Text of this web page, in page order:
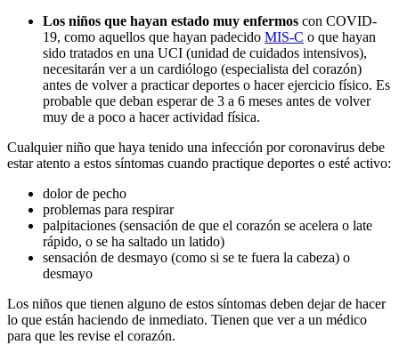
Los niños que hayan estado muy enfermos con COVID-
19, como aquellos que hayan padecido MIS-C o que hayan
sido tratados en una UCI (unidad de cuidados intensivos),
necesitarán ver a un cardiólogo (especialista del corazón)
antes de volver a practicar deportes o hacer ejercicio físico. Es
probable que deban esperar de 3 a 6 meses antes de volver
muy de a poco a hacer actividad física.
Cualquier niño que haya tenido una infección por coronavirus debe
estar atento a estos síntomas cuando practique deportes o esté activo:
dolor de pecho
problemas para respirar
palpitaciones (sensación de que el corazón se acelera o late
rápido, o se ha saltado un latido)
sensación de desmayo (como si se te fuera la cabeza) o
desmayo
Los niños que tienen alguno de estos síntomas deben dejar de hacer
lo que están haciendo de inmediato. Tienen que ver a un médico
para que les revise el corazón.